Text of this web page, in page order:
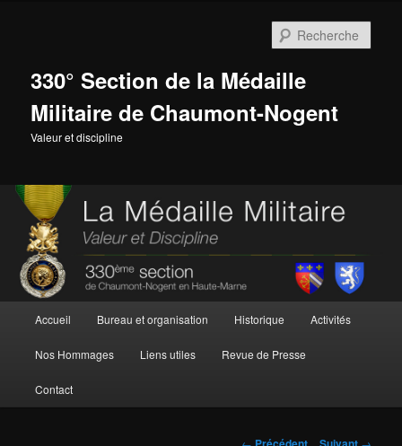
330° Section de la Médaille
Militaire de Chaumont-Nogent
Valeur et discipline
principal
Accueil Bureau et organisation Historique Activités
Nos Hommages Liens utiles Revue de Presse
Contact
Navigation
← →